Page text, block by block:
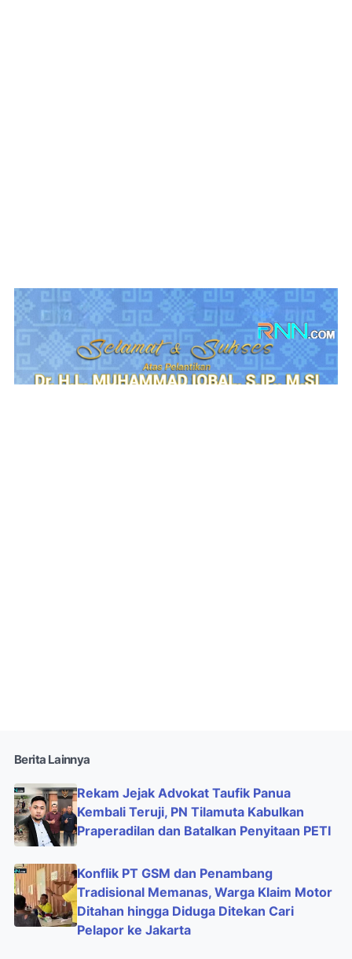
Berita Lainnya
Rekam Jejak Advokat Taufik Panua
Kembali Teruji, PN Tilamuta Kabulkan
Praperadilan dan Batalkan Penyitaan PETI
Konflik PT GSM dan Penambang
Tradisional Memanas, Warga Klaim Motor
Ditahan hingga Diduga Ditekan Cari
Pelapor ke Jakarta